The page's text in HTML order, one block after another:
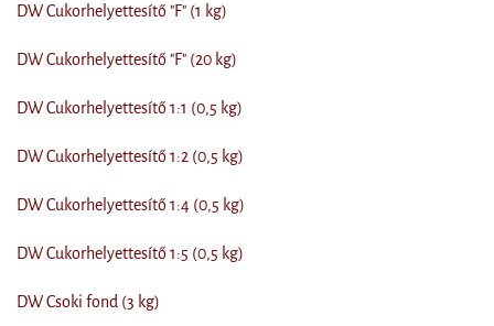
DW Cukorhelyettesítő "F" (1 kg)
DW Cukorhelyettesítő "F" (20 kg)
DW Cukorhelyettesítő 1:1 (0,5 kg)
DW Cukorhelyettesítő 1:2 (0,5 kg)
DW Cukorhelyettesítő 1:4 (0,5 kg)
DW Cukorhelyettesítő 1:5 (0,5 kg)
DW Csoki fond (3 kg)